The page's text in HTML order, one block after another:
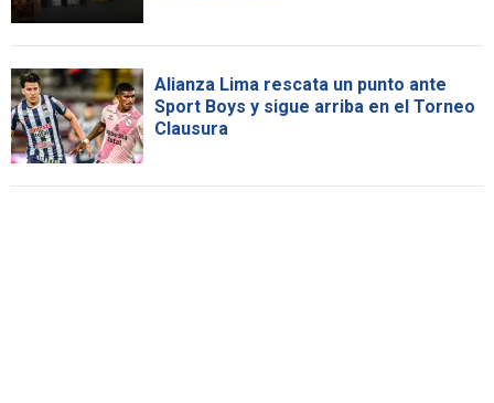
Alianza Lima rescata un punto ante
Sport Boys y sigue arriba en el Torneo
Clausura